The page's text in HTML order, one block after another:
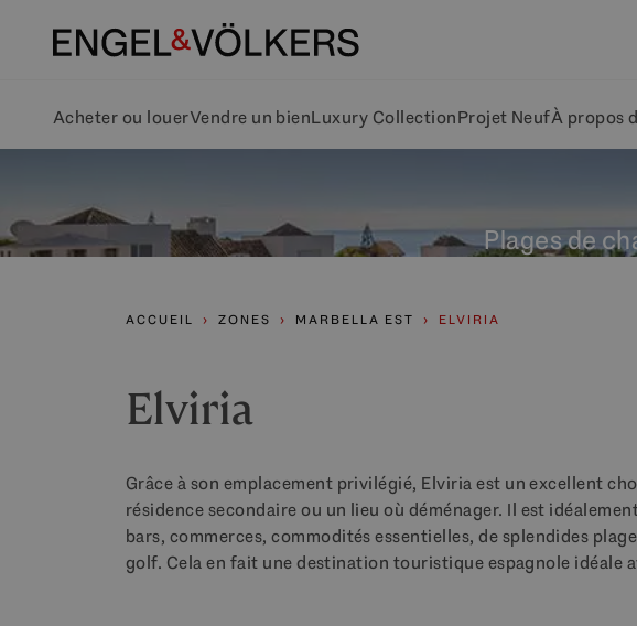
Acheter ou louerVendre un bienLuxury CollectionProjet NeufÀ propos
Plages de
ACCUEIL ZONES MARBELLA EST ELVIRIA
Elviria
Grâce à son emplacement privilégié, Elviria est un excellent
résidence secondaire ou un lieu où déménager. Il est
bars, commerces, commodités essentielles, de splendides
golf. Cela en fait une destination touristique espagnole idéale